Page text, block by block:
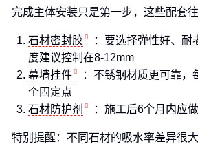
完成主体安装只是第一步，这些配套
石材密封胶
：要选择弹性好、耐
度建议控制在8-12mm
幕墙挂件
：不锈钢材质更可靠，
个固定点
石材防护剂
：施工后6个月内应
特别提醒：不同石材的吸水率差异很